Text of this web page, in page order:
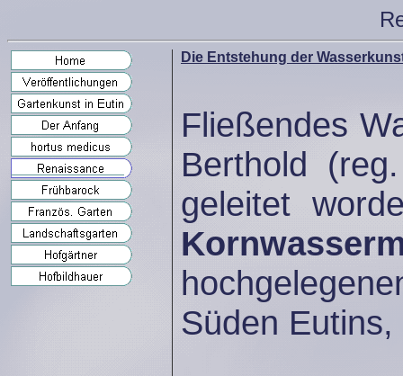
Die Entstehung der
Fließendes
Berthold
geleitet
Süden